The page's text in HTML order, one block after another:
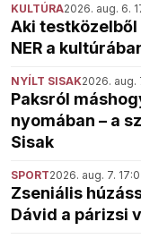
KULTÚRA2026. aug. 6.
Aki
NER a
NYÍLT SISAK2026. aug.
Paksról
nyomában – a
Sisak
SPORT2026. aug. 7.
Zseniális
Dávid a párizsi